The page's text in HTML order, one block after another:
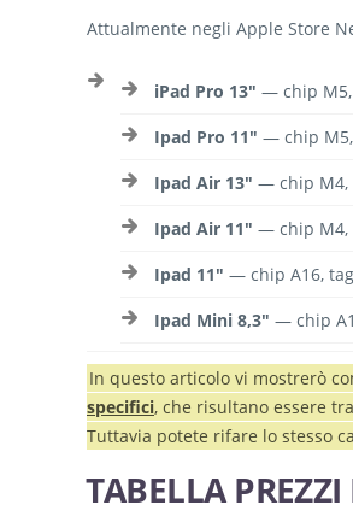
Attualmente negli Apple Store
iPad Pro 13″ — chip M5,
Ipad Pro 11″ — chip M5,
Ipad Air 13″ — chip M4,
Ipad Air 11″ — chip M4,
Ipad 11″ — chip A16,
Ipad Mini 8,3″ — chip
In questo articolo vi mostrerò
specifici, che risultano essere
Tuttavia potete rifare lo stesso
TABELLA